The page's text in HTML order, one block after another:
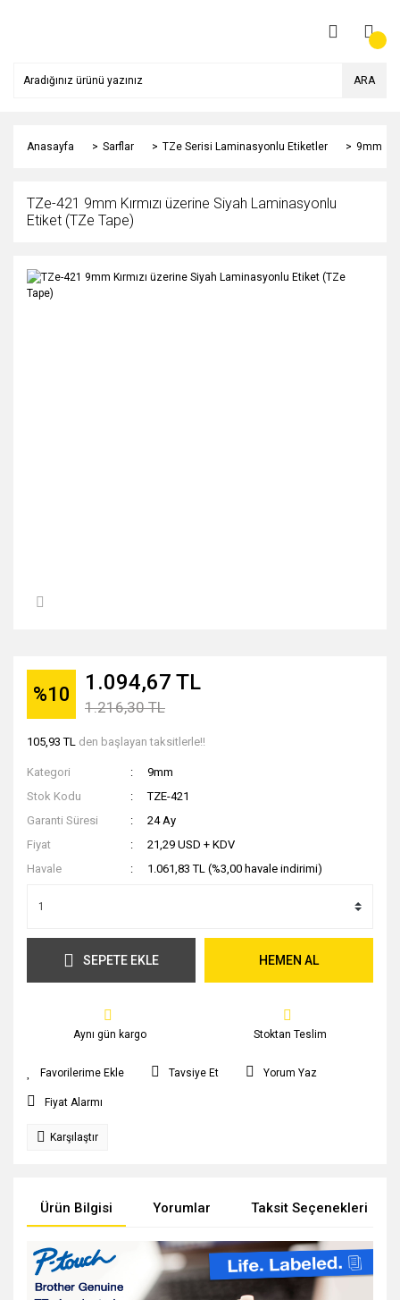
ARA
Anasayfa Sarflar TZe Serisi Laminasyonlu Etiketler 9mm
TZe-421 9mm Kırmızı üzerine Siyah Laminasyonlu
Etiket (TZe Tape)
%10 1.094,67 TL
1.216,30 TL
105,93 TL den başlayan taksitlerle!!
Kategori
9mm
Stok Kodu
TZE-421
Garanti Süresi
24 Ay
Fiyat
21,29 USD + KDV
Havale
1.061,83 TL (%3,00 havale indirimi)
SEPETE EKLE HEMEN AL
Aynı gün kargo Stoktan Teslim
Tavsiye Et Yorum Yaz
Fiyat Alarmı
Karşılaştır
Ürün Bilgisi Yorumlar Taksit Seçenekleri